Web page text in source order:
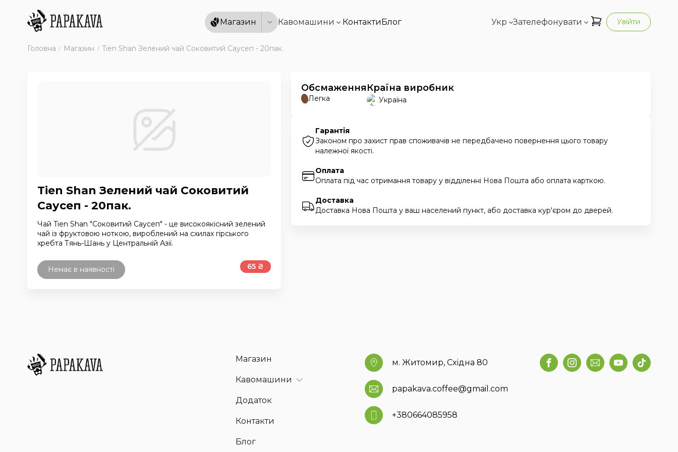
Магазин Кавомашини КонтактиБлог Укр Зателефонувати Увійти
Головна Магазин Tien Shan Зелений чай Соковитий Саусеп - 20пак.
Tien Shan Зелений чай Соковитий
Саусеп - 20пак.
Чай Tien Shan "Соковитий Саусеп" - це високоякісний зелений
чай із фруктовою ноткою, вироблений на схилах гірського
хребта Тянь-Шань у Центральній Азії.
Немає в наявності 65 ₴
Обсмаження
Легка
Країна виробник
Україна
Гарантія
Законом про захист прав споживачів не передбачено повернення цього товару
належної якості.
Оплата
Оплата під час отримання товару у відділенні Нова Пошта або оплата карткою.
Доставка
Доставка Нова Пошта у ваш населений пункт, або доставка кур'єром до дверей.
Магазин
Кавомашини
Додаток
Контакти
Блог
м. Житомир, Східна 80
papakava.coffee@gmail.com
+380664085958